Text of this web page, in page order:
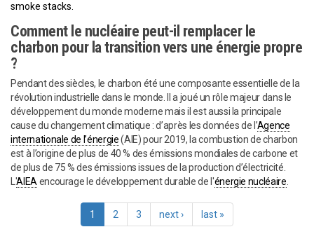
Comment le nucléaire peut-il remplacer le
charbon pour la transition vers une énergie propre
?
Pendant des siècles, le charbon été une composante essentielle de la
révolution industrielle dans le monde. Il a joué un rôle majeur dans le
développement du monde moderne mais il est aussi la principale
cause du changement climatique : d’après les données de l’Agence
internationale de l’énergie(AIE) pour 2019, la combustion de charbon
est à l’origine de plus de 40 % des émissions mondiales de carbone et
de plus de 75 % des émissions issues de la production d’électricité.
L'AIEA encourage le développement durable de l'énergie nucléaire
1 2 3 next › last »